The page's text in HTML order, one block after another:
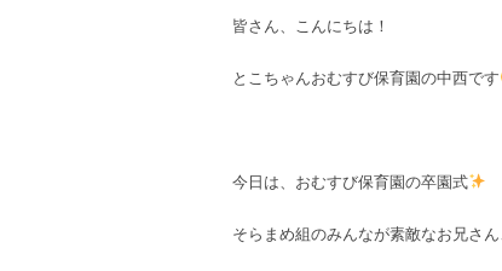
皆さん、こんにちは！
とこちゃんおむすび保育園の中西です
今日は、おむすび保育園の卒園式
そらまめ組のみんなが素敵なお兄さ